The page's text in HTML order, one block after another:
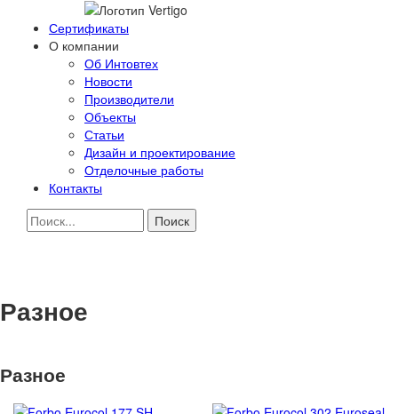
Сертификаты
О компании
Об Интовтех
Новости
Производители
Объекты
Статьи
Дизайн и проектирование
Отделочные работы
Контакты
Разное
Разное